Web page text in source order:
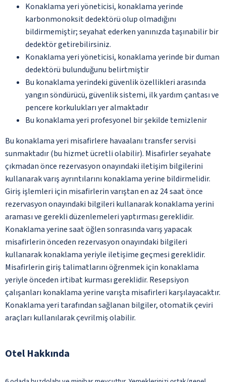
Konaklama yeri yöneticisi, konaklama yerinde
karbonmonoksit dedektörü olup olmadığını
bildirmemiştir; seyahat ederken yanınızda taşınabilir bir
dedektör getirebilirsiniz.
Konaklama yeri yöneticisi, konaklama yerinde bir duman
dedektörü bulunduğunu belirtmiştir
Bu konaklama yerindeki güvenlik özellikleri arasında
yangın söndürücü, güvenlik sistemi, ilk yardım çantası ve
pencere korkulukları yer almaktadır
Bu konaklama yeri profesyonel bir şekilde temizlenir
Bu konaklama yeri misafirlere havaalanı transfer servisi
sunmaktadır (bu hizmet ücretli olabilir). Misafirler seyahate
çıkmadan önce rezervasyon onayındaki iletişim bilgilerini
kullanarak varış ayrıntılarını konaklama yerine bildirmelidir.
Giriş işlemleri için misafirlerin varıştan en az 24 saat önce
rezervasyon onayındaki bilgileri kullanarak konaklama yerini
araması ve gerekli düzenlemeleri yaptırması gereklidir.
Konaklama yerine saat öğlen sonrasında varış yapacak
misafirlerin önceden rezervasyon onayındaki bilgileri
kullanarak konaklama yeriyle iletişime geçmesi gereklidir.
Misafirlerin giriş talimatlarını öğrenmek için konaklama
yeriyle önceden irtibat kurması gereklidir. Resepsiyon
çalışanları konaklama yerine varışta misafirleri karşılayacaktır.
Konaklama yeri tarafından sağlanan bilgiler, otomatik çeviri
araçları kullanılarak çevrilmiş olabilir.
Otel Hakkında